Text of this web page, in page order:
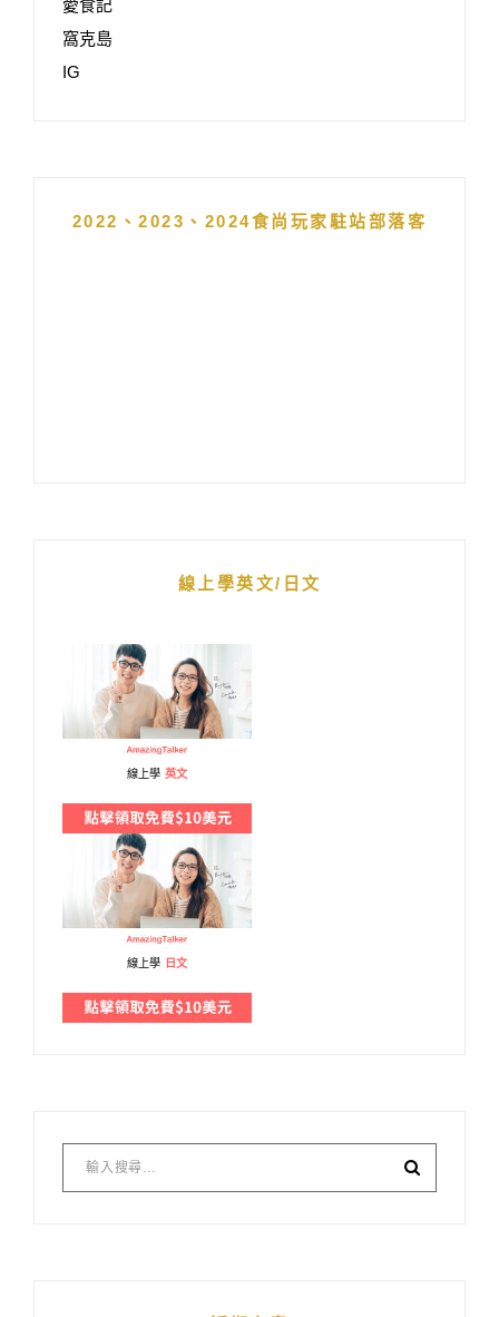
愛食記
窩克島
IG
2022、2023、2024食尚玩家駐站部落客
線上學英文/日文
線上學 英文
線上學 日文